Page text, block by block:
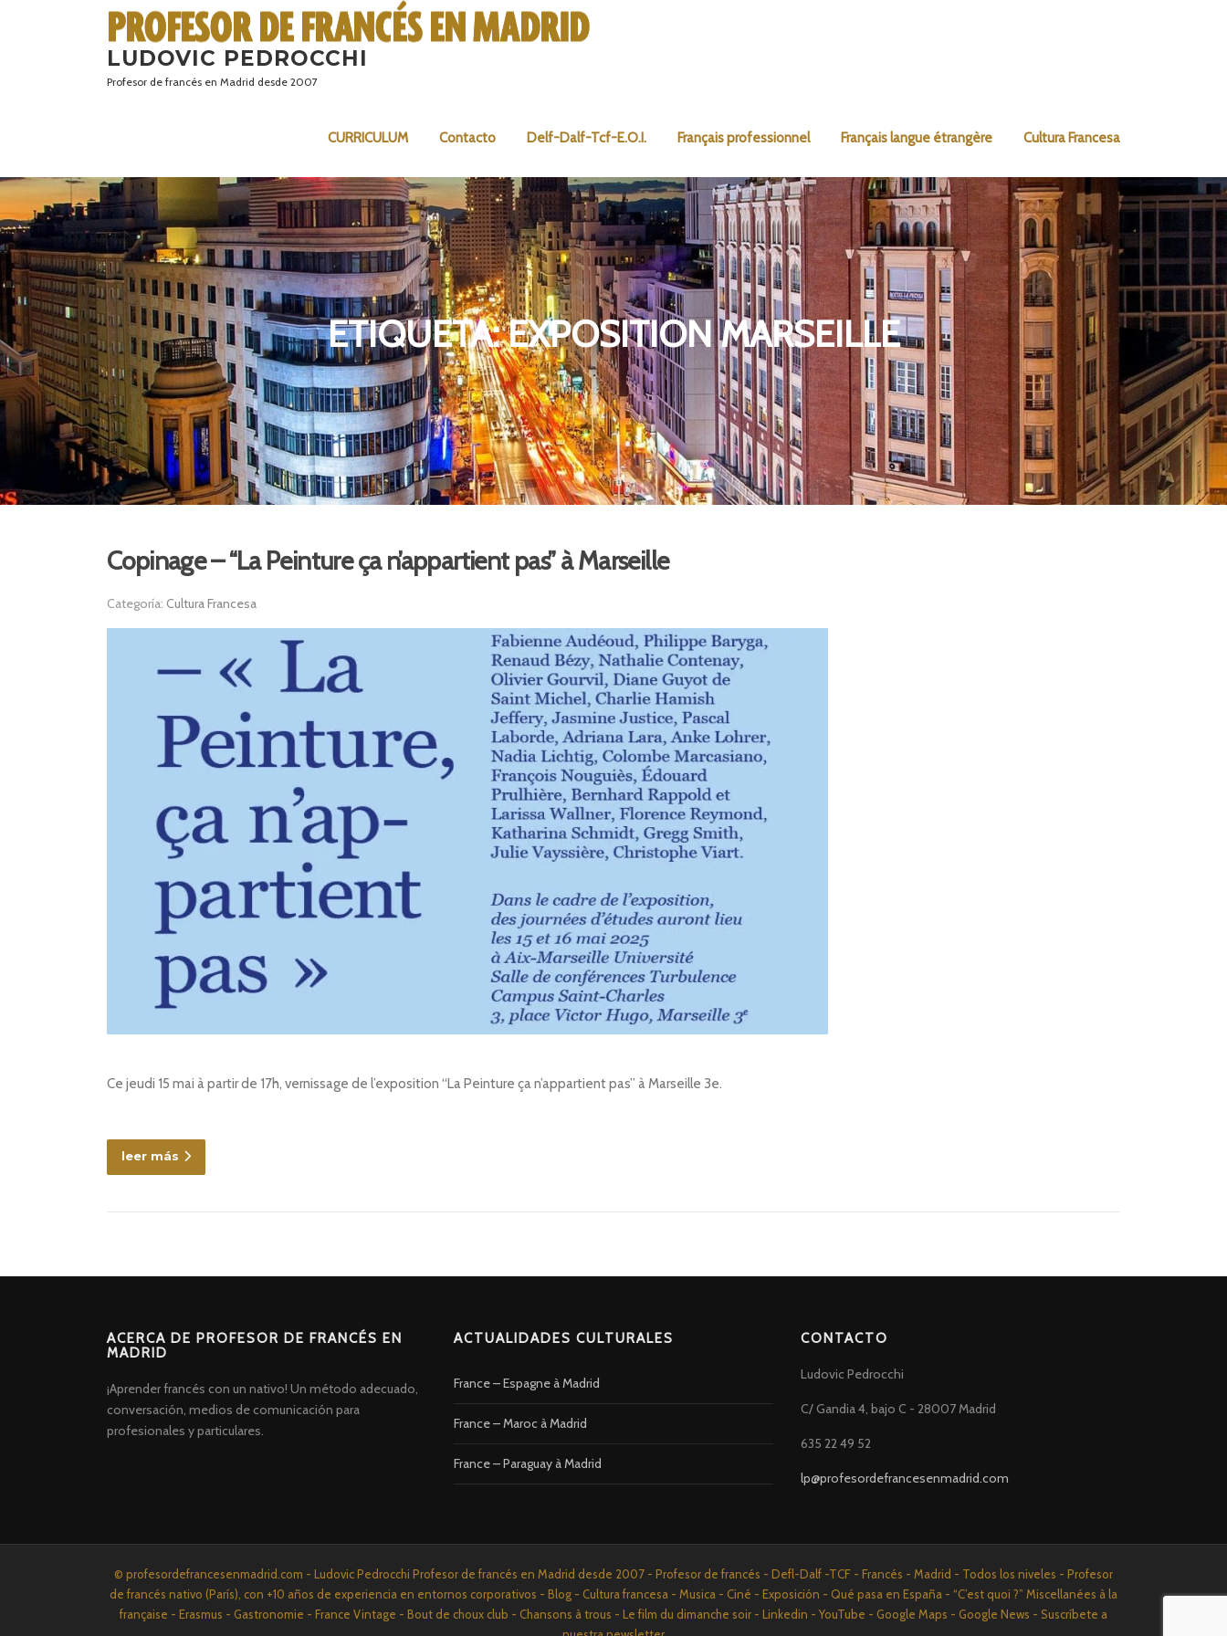
LUDOVIC PEDROCCHI
Profesor de francés en Madrid desde 2007
CURRICULUM Contacto Delf-Dalf-Tcf-E.O.I. Français professionnel Français langue étrangère Cultura Francesa
ETIQUETA:EXPOSITION MARSEILLE
Copinage – “La Peinture ça n’appartient pas” à Marseille
Categoría: Cultura Francesa
Ce jeudi 15 mai à partir de 17h, vernissage de l’exposition “La Peinture ça n’appartient pas” à Marseille 3e.
leer más
ACERCA DE PROFESOR DE FRANCÉS EN
MADRID
¡Aprender francés con un nativo! Un método adecuado,
conversación, medios de comunicación para
profesionales y particulares.
ACTUALIDADES CULTURALES
France – Espagne à Madrid
France – Maroc à Madrid
France – Paraguay à Madrid
CONTACTO
Ludovic Pedrocchi
C/ Gandia 4, bajo C - 28007 Madrid
635 22 49 52
lp@profesordefrancesenmadrid.com
© profesordefrancesenmadrid.com - Ludovic Pedrocchi Profesor de francés en Madrid desde 2007 - Profesor de francés - Defl-Dalf -TCF - Francés - Madrid - Todos los niveles - Profesor
de francés nativo (París), con +10 años de experiencia en entornos corporativos - Blog - Cultura francesa - Musica - Ciné - Exposición - Qué pasa en España - “C’est quoi ?” Miscellanées à la
française - Erasmus - Gastronomie - France Vintage - Bout de choux club - Chansons à trous - Le film du dimanche soir - Linkedin - YouTube - Google Maps - Google News - Suscríbete a
Screenr
parallax
theme